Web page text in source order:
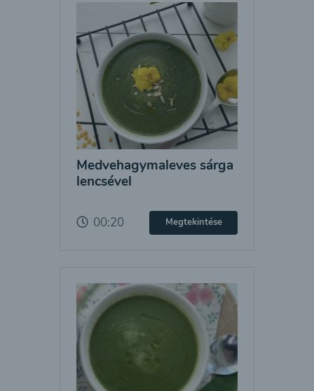
Medvehagymaleves sárga
lencsével
00:20 Megtekintése